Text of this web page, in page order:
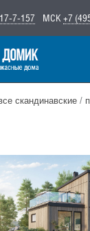
7-157 МСК +7
скандинавские /